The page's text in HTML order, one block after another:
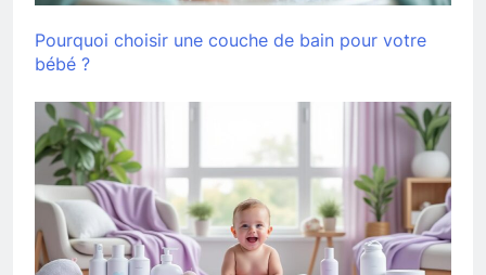
Pourquoi choisir une couche de bain pour votre
bébé ?